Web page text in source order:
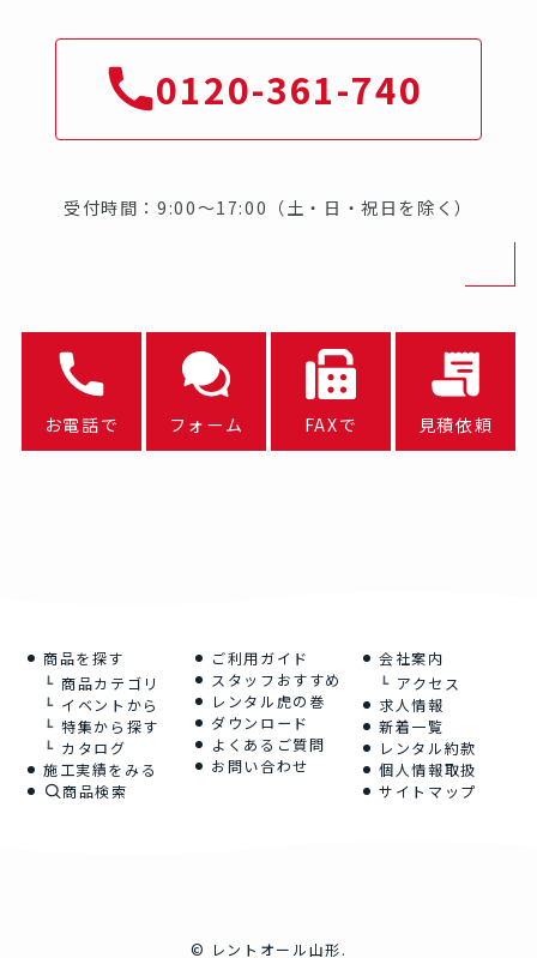
0120-361-740
受付時間：9:00～17:00（土・日・祝日を除く）
お電話で フォーム FAXで 見積依頼
商品を探す
商品カテゴリ
イベントから
特集から探す
カタログ
施工実績をみる
商品検索
ご利用ガイド
スタッフおすすめ
レンタル虎の巻
ダウンロード
よくあるご質問
お問い合わせ
会社案内
アクセス
求人情報
新着一覧
レンタル約款
個人情報取扱
サイトマップ
© レントオール山形.